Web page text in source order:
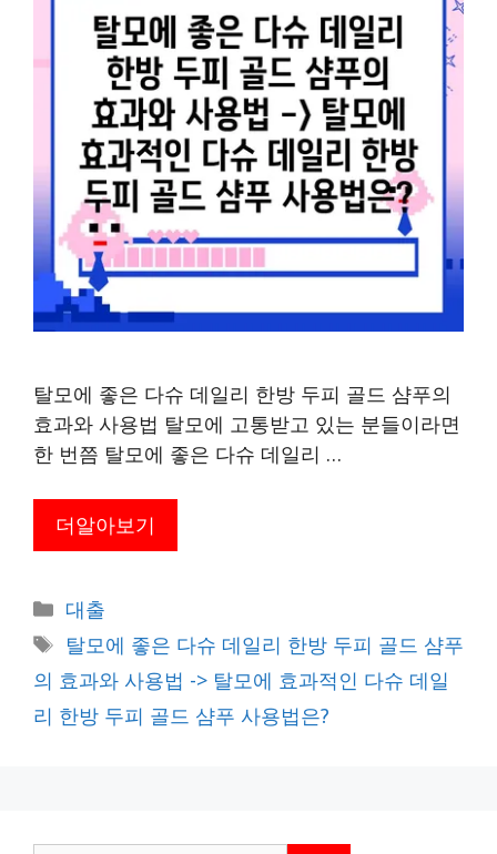
탈모에 좋은 다슈 데일리 한방 두피 골드 샴푸의
효과와 사용법 탈모에 고통받고 있는 분들이라면
한 번쯤 탈모에 좋은 다슈 데일리 …
더알아보기
카
테
고
리
대출
태
그
탈모에 좋은 다슈 데일리 한방 두피 골드 샴푸
의 효과와 사용법 -> 탈모에 효과적인 다슈 데일
리 한방 두피 골드 샴푸 사용법은?